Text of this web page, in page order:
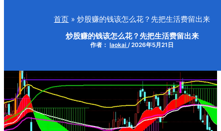
首页 炒股赚的钱该怎么花？先把生活费留出来
炒股赚的钱该怎么花？先把生活费留出来
作者： laokai /2026年5月21日